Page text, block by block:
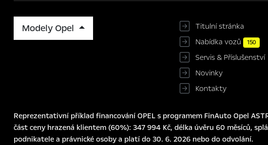
Modely Opel
Titulní stránka
Nabídka vozů 150
Servis & Příslušenství
Novinky
Kontakty
Reprezentativní příklad financování OPEL s programem FinAuto Opel
část ceny hrazená klientem (60%): 347 994 Kč, délka úvěru 60 měsíců,
podnikatele a právnické osoby a platí do 30. 6. 2026 nebo do odvolání.